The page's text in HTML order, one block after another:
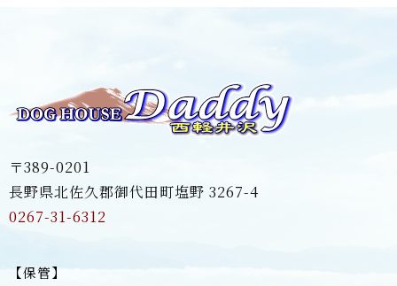
〒389-0201
長野県北佐久郡御代田町塩野 3267-4
0267-31-6312
【保管】